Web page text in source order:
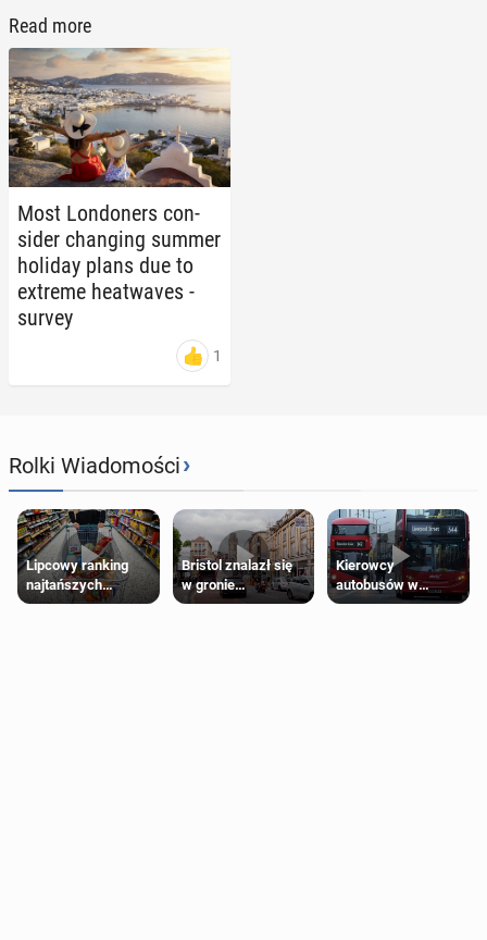
Read more
Most Lon­don­ers con­
sid­er chang­ing summer
holiday plans due to
extreme heat­waves -
survey
1
Rolki Wiadomości›
Lipcowy ranking
najtańszych
supermarketów
Bristol znalazł się
w gronie
najlepszych
Kierowcy
autobusów w
Londynie